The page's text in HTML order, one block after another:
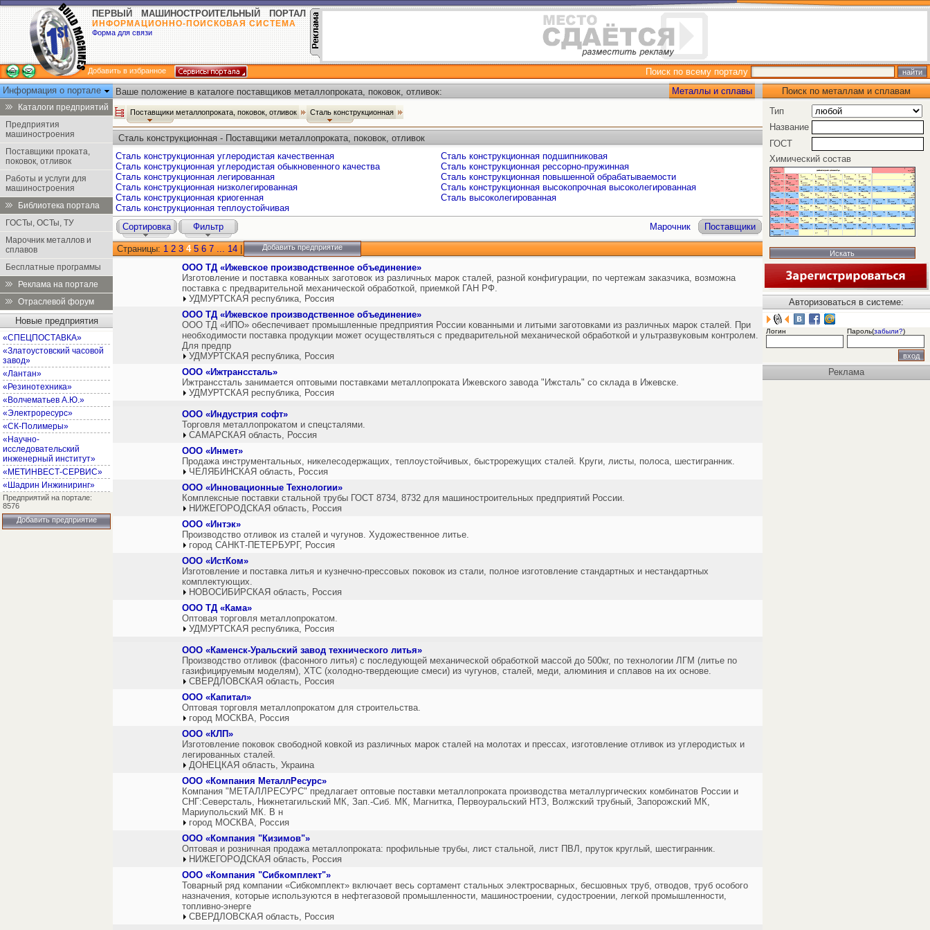
ПЕРВЫЙ МАШИНОСТРОИТЕЛЬНЫЙ ПОРТАЛ
ИНФОРМАЦИОННО-ПОИСКОВАЯ СИСТЕМА
Форма для связи
Добавить в избранное
Поиск по всему порталу
Информация о портале
Каталоги предприятий
Предприятия
машиностроения
Поставщики проката,
поковок, отливок
Работы и услуги для
машиностроения
Библиотека портала
ГОСТы, ОСТы, ТУ
Марочник металлов и
сплавов
Бесплатные программы
Реклама на портале
Отраслевой форум
Новые предприятия
«СПЕЦПОСТАВКА»
«Златоустовский часовой
завод»
«Лантан»
«Резинотехника»
«Волчематьев А.Ю.»
«Электроресурс»
«СК-Полимеры»
«Научно-
исследовательский
инженерный институт»
«МЕТИНВЕСТ-СЕРВИС»
«Шадрин Инжиниринг»
Предприятий на портале:
8576
Добавить предприятие
Ваше положение в каталоге поставщиков металлопроката, поковок, отливок: Металлы и сплавы
Поставщики металлопроката, поковок, отливок Сталь конструкционная
Сталь конструкционная - Поставщики металлопроката, поковок, отливок
Сталь конструкционная углеродистая качественная
Сталь конструкционная углеродистая обыкновенного качества
Сталь конструкционная легированная
Сталь конструкционная низколегированная
Сталь конструкционная криогенная
Сталь конструкционная теплоустойчивая
Сталь конструкционная подшипниковая
Сталь конструкционная рессорно-пружинная
Сталь конструкционная повышенной обрабатываемости
Сталь конструкционная высокопрочная высоколегированная
Сталь высоколегированная
Сортировка Фильтр Марочник Поставщики
Страницы: 1 2 3 4 5 6 7 ... 14 Добавить предприятие
ООО ТД «Ижевское производственное объединение»
Изготовление и поставка кованных заготовок из различных марок сталей, разной конфигурации, по чертежам заказчика, возможна
поставка с предварительной механической обработкой, приемкой ГАН РФ.
УДМУРТСКАЯ республика, Россия
ООО ТД «Ижевское производственное объединение»
ООО ТД «ИПО» обеспечивает промышленные предприятия России кованными и литыми заготовками из различных марок сталей. При
необходимости поставка продукции может осуществляться с предварительной механической обработкой и ультразвуковым контролем.
Для предпр
УДМУРТСКАЯ республика, Россия
ООО «Ижтранссталь»
Ижтранссталь занимается оптовыми поставками металлопроката Ижевского завода "Ижсталь" со склада в Ижевске.
УДМУРТСКАЯ республика, Россия
ООО «Индустрия софт»
Торговля металлопрокатом и спецсталями.
САМАРСКАЯ область, Россия
ООО «Инмет»
Продажа инструментальных, никелесодержащих, теплоустойчивых, быстрорежущих сталей. Круги, листы, полоса, шестигранник.
ЧЕЛЯБИНСКАЯ область, Россия
ООО «Инновационные Технологии»
Комплексные поставки стальной трубы ГОСТ 8734, 8732 для машиностроительных предприятий России.
НИЖЕГОРОДСКАЯ область, Россия
ООО «Интэк»
Производство отливок из сталей и чугунов. Художественное литье.
город САНКТ-ПЕТЕРБУРГ, Россия
ООО «ИстКом»
Изготовление и поставка литья и кузнечно-прессовых поковок из стали, полное изготовление стандартных и нестандартных
комплектующих.
НОВОСИБИРСКАЯ область, Россия
ООО ТД «Кама»
Оптовая торговля металлопрокатом.
УДМУРТСКАЯ республика, Россия
ООО «Каменск-Уральский завод технического литья»
Производство отливок (фасонного литья) с последующей механической обработкой массой до 500кг, по технологии ЛГМ (литье по
газифицируемым моделям), ХТС (холодно-твердеющие смеси) из чугунов, сталей, меди, алюминия и сплавов на их основе.
СВЕРДЛОВСКАЯ область, Россия
ООО «Капитал»
Оптовая торговля металлопрокатом для строительства.
город МОСКВА, Россия
ООО «КЛП»
Изготовление поковок свободной ковкой из различных марок сталей на молотах и прессах, изготовление отливок из углеродистых и
легированных сталей.
ДОНЕЦКАЯ область, Украина
ООО «Компания МеталлРесурс»
Компания "МЕТАЛЛРЕСУРС" предлагает оптовые поставки металлопроката производства металлургических комбинатов России и
СНГ:Северсталь, Нижнетагильский МК, Зап.-Сиб. МК, Магнитка, Первоуральский НТЗ, Волжский трубный, Запорожский МК,
Мариупольский МК. В н
город МОСКВА, Россия
ООО «Компания "Кизимов"»
Оптовая и розничная продажа металлопроката: профильные трубы, лист стальной, лист ПВЛ, пруток круглый, шестигранник.
НИЖЕГОРОДСКАЯ область, Россия
ООО «Компания "Сибкомплект"»
Товарный ряд компании «Сибкомплект» включает весь сортамент стальных электросварных, бесшовных труб, отводов, труб особого
назначения, которые используются в нефтегазовой промышленности, машиностроении, судостроении, легкой промышленности,
топливно-энерге
СВЕРДЛОВСКАЯ область, Россия
Поиск по металлам и сплавам
Тип
Название
ГОСТ
Химический состав
Авторизоваться в системе:
Логин Пароль(забыли?)
Реклама